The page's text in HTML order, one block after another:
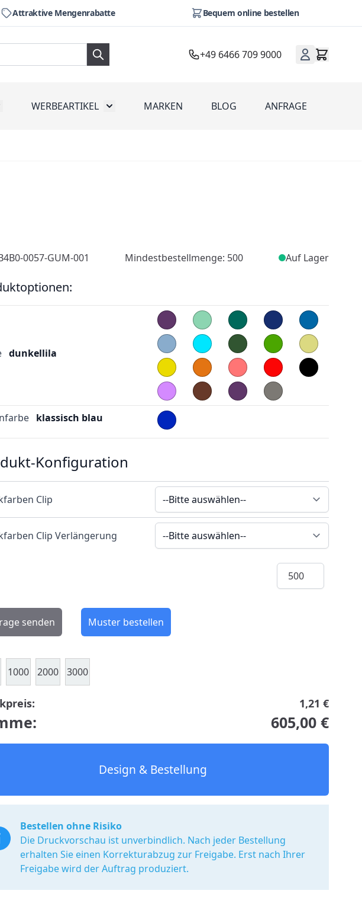
Attraktive Mengenrabatte Bequem online bestellen
+49 6466 709 9000
submenu for Promotion
WERBEARTIKEL Toggle submenu for Werbeartikel
MARKEN BLOG ANFRAGE
0057-GUM-001 Mindestbestellmenge: 500 Auf Lager
dunkellila
klassisch blau
Konfiguration
Clip
Clip Verlängerung
Menge
senden Muster bestellen
1000 2000 3000
1,21 €
605,00 €
Design & Bestellung
Bestellen ohne Risiko
Die Druckvorschau ist unverbindlich. Nach jeder Bestellung
erhalten Sie einen Korrekturabzug zur Freigabe. Erst nach Ihrer
Freigabe wird der Auftrag produziert.